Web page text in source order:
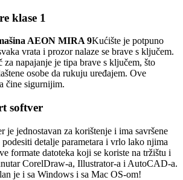
klase 1
AEON MIRA 9Kućište je potpuno
vrata i prozor nalaze se brave s ključem.
napajanje je tipa brave s ključem, što
osobe da rukuju uređajem. Ove
čine sigurnijim.
softver
je jednostavan za korištenje i ima savršene
detalje parametara i vrlo lako njima
formate datoteka koji se koriste na tržištu i
CorelDraw-a, Illustrator-a i AutoCAD-a.
je i sa Windows i sa Mac OS-om!